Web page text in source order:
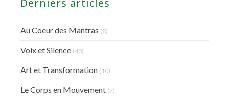
Derniers articles
Au Coeur des Mantras (8)
Voix et Silence (40)
Art et Transformation (10)
Le Corps en Mouvement (7)